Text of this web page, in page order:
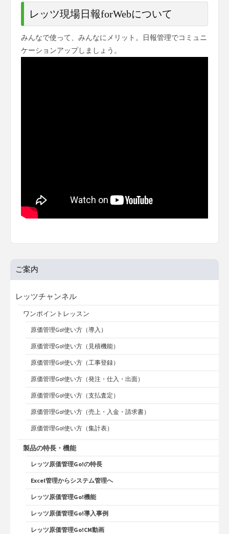
レッツ現場日報forWebについて
みんなで使って、みんなにメリット。日報管理でコミュニ
ケーションアップしましょう。
ご案内
レッツチャンネル
ワンポイントレッスン
原価管理Go!使い方（導入）
原価管理Go!使い方（見積機能）
原価管理Go!使い方（工事登録）
原価管理Go!使い方（発注・仕入・出面）
原価管理Go!使い方（支払査定）
原価管理Go!使い方（売上・入金・請求書）
原価管理Go!使い方（集計表）
製品の特長・機能
レッツ原価管理Go!の特長
Excel管理からシステム管理へ
レッツ原価管理Go!機能
レッツ原価管理Go!導入事例
レッツ原価管理Go!CM動画